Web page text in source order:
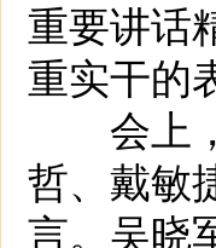
重要讲话
重实干的
会上，
哲、戴敏
言。吴晓